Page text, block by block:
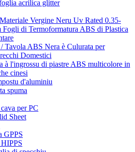
acrilica glitter
Vergine Neru Uv Rated 0.35-
Fogli di Termoformatura ABS di Plastica
Tavola ABS Nera è Culurata per
Domestici
à l'ingrossu di piastre ABS multicolore in
cinesi
d'aluminiu
spuma
per PC
Sheet
GPPS